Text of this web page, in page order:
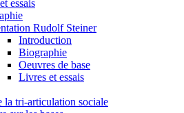
essais
Rudolf Steiner
Introduction
Biographie
Oeuvres de base
Livres et essais
la tri-articulation sociale